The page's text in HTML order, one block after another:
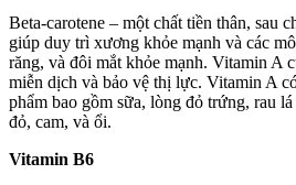
Beta-carotene – một chất tiền thân, sau
giúp duy trì xương khỏe mạnh và các
răng, và đôi mắt khỏe mạnh. Vitamin A
miễn dịch và bảo vệ thị lực. Vitamin A
phẩm bao gồm sữa, lòng đỏ trứng, rau
đỏ, cam, và ổi.
Vitamin B6